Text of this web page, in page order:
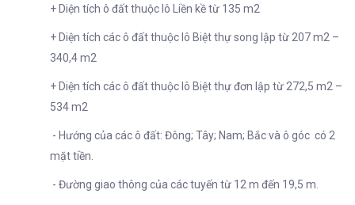
+ Diện tích ô đất thuộc lô Liền kề từ 135 m2
+ Diện tích các ô đất thuộc lô Biệt thự song lập từ 207 m2 –
340,4 m2
+ Diện tích các ô đất thuộc lô Biệt thự đơn lập từ 272,5 m2 –
534 m2
- Hướng của các ô đất: Đông; Tây; Nam; Bắc và ô góc có 2
mặt tiền.
- Đường giao thông của các tuyến từ 12 m đến 19,5 m.